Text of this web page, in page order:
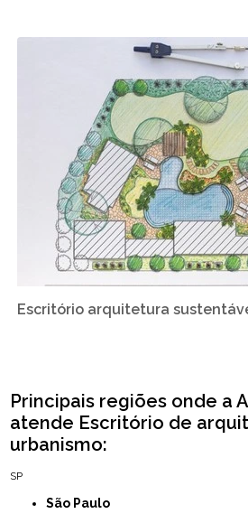
Escritório arquitetura
Principais regiões onde a
atende Escritório de
urbanismo:
SP
São Paulo